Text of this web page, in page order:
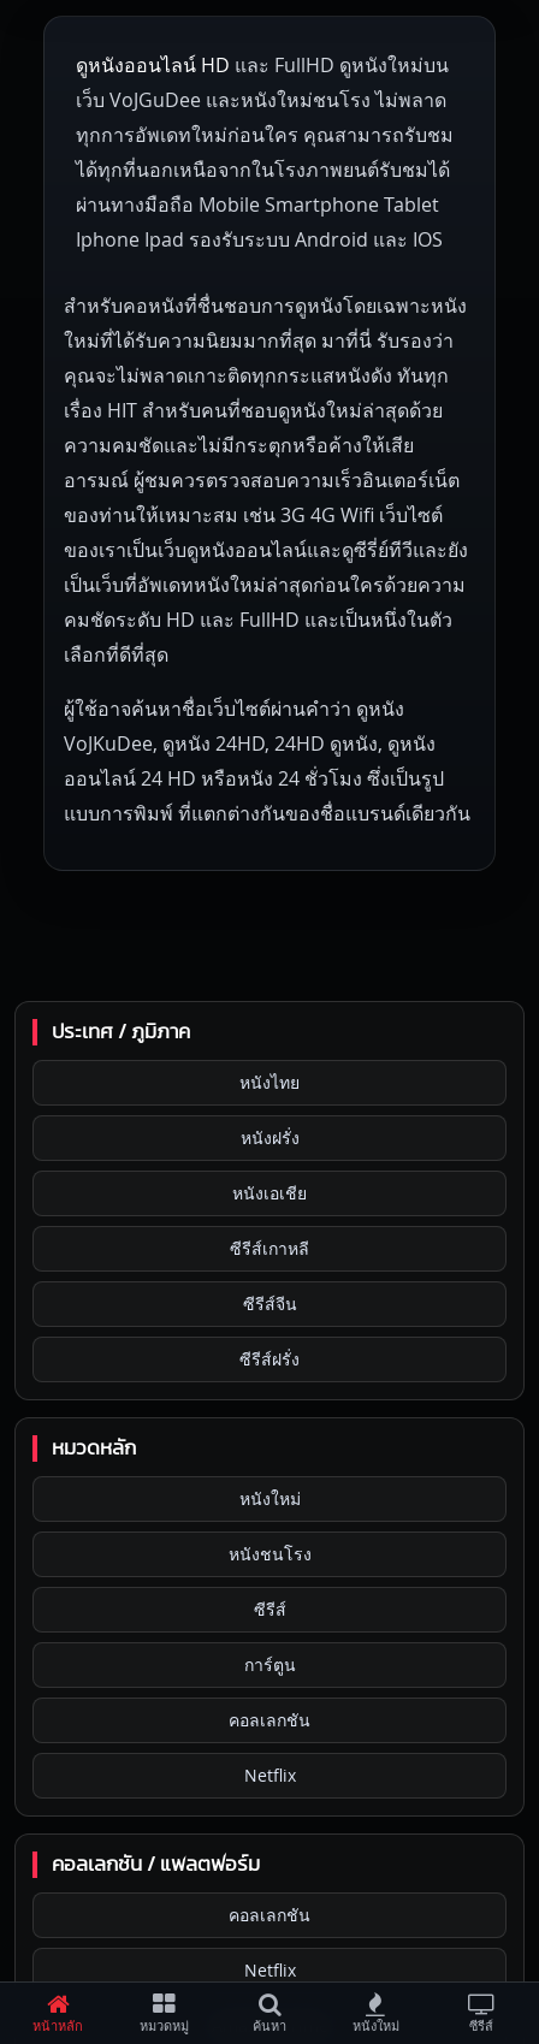
1945 1942 1941 1940 1939
1937 1930
Netherlands Russia Poland
Hungary Denmark Bulgaria
Czech Republic Brazil Turkey
ดูหนังออนไลน์ HD และ FullHD ดูหนังใหม่บน
เว็บ VoJGuDee และหนังใหม่ชนโรง ไม่พลาด
ทุกการอัพเดทใหม่ก่อนใคร คุณสามารถรับชม
ได้ทุกที่นอกเหนือจากในโรงภาพยนต์รับชมได้
ผ่านทางมือถือ Mobile Smartphone Tablet
Iphone Ipad รองรับระบบ Android และ IOS
สำหรับคอหนังที่ชื่นชอบการดูหนังโดยเฉพาะหนัง
ใหม่ที่ได้รับความนิยมมากที่สุด มาที่นี่ รับรองว่า
คุณจะไม่พลาดเกาะติดทุกกระแสหนังดัง ทันทุก
เรื่อง HIT สำหรับคนที่ชอบดูหนังใหม่ล่าสุดด้วย
ความคมชัดและไม่มีกระตุกหรือค้างให้เสีย
อารมณ์ ผู้ชมควรตรวจสอบความเร็วอินเตอร์เน็ต
ของท่านให้เหมาะสม เช่น 3G 4G Wifi เว็บไซต์
ของเราเป็นเว็บดูหนังออนไลน์และดูซีรี่ย์ทีวีและยัง
เป็นเว็บที่อัพเดทหนังใหม่ล่าสุดก่อนใครด้วยความ
คมชัดระดับ HD และ FullHD และเป็นหนึ่งในตัว
เลือกที่ดีที่สุด
ผู้ใช้อาจค้นหาชื่อเว็บไซต์ผ่านคำว่า ดูหนัง
VoJKuDee, ดูหนัง 24HD, 24HD ดูหนัง, ดูหนัง
ออนไลน์ 24 HD หรือหนัง 24 ชั่วโมง ซึ่งเป็นรูป
แบบการพิมพ์ ที่แตกต่างกันของชื่อแบรนด์เดียวกัน
ประเทศ / ภูมิภาค
หนังไทย
หนังฝรั่ง
หนังเอเชีย
ซีรีส์เกาหลี
ซีรีส์จีน
ซีรีส์ฝรั่ง
หมวดหลัก
หนังใหม่
หนังชนโรง
ซีรีส์
การ์ตูน
คอลเลกชัน
Netflix
คอลเลกชัน / แพลตฟอร์ม
คอลเลกชัน
Netflix
Amazon Prime
หน้าหลัก หมวดหมู่ ค้นหา หนังใหม่ ซีรีส์